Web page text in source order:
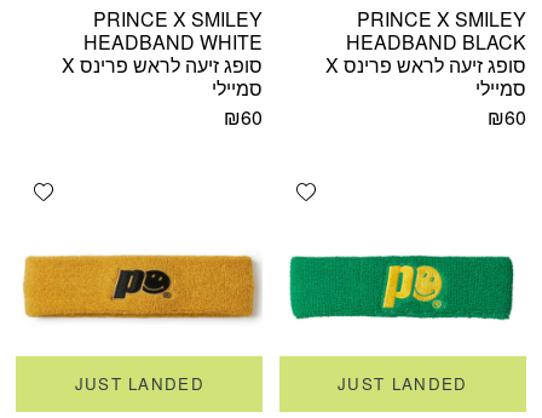
PRINCE X SMILEY
HEADBAND BLACK
סופג זיעה לראש פרינס X
סמיילי
₪60
PRINCE X SMILEY
HEADBAND WHITE
סופג זיעה לראש פרינס X
סמיילי
₪60
Add wishlist
JUST LANDED
JUST LANDED